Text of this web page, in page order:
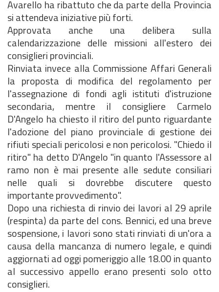
Avarello ha ribattuto che da parte della Provincia
si attendeva iniziative più forti.
Approvata anche una delibera sulla
calendarizzazione delle missioni all'estero dei
consiglieri provinciali.
Rinviata invece alla Commissione Affari Generali
la proposta di modifica del regolamento per
l'assegnazione di fondi agli istituti d'istruzione
secondaria, mentre il consigliere Carmelo
D'Angelo ha chiesto il ritiro del punto riguardante
l'adozione del piano provinciale di gestione dei
rifiuti speciali pericolosi e non pericolosi. "Chiedo il
ritiro" ha detto D'Angelo "in quanto l'Assessore al
ramo non è mai presente alle sedute consiliari
nelle quali si dovrebbe discutere questo
importante provvedimento".
Dopo una richiesta di rinvio dei lavori al 29 aprile
(respinta) da parte del cons. Bennici, ed una breve
sospensione, i lavori sono stati rinviati di un'ora a
causa della mancanza di numero legale, e quindi
aggiornati ad oggi pomeriggio alle 18.00 in quanto
al successivo appello erano presenti solo otto
consiglieri.